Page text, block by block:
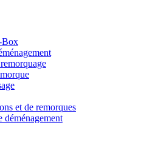
Box
et de remorques
déménagement